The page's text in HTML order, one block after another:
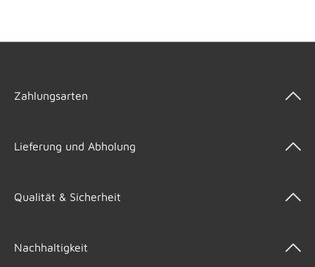
Zahlungsarten
Lieferung und Abholung
Qualität & Sicherheit
Nachhaltigkeit